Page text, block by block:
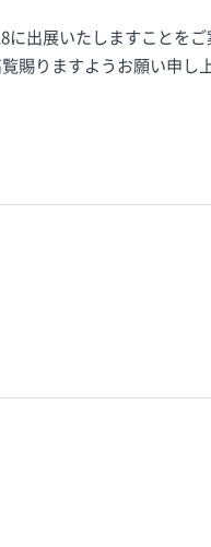
出展いたしますことをご
賜りますようお願い申し